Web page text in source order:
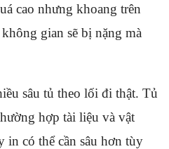
cao nhưng khoang trên
gian sẽ bị nặng mà
sâu tủ theo lối đi thật. Tủ
hợp tài liệu và vật
in có thể cần sâu hơn tùy